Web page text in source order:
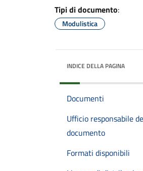
Tipi di documento:
Modulistica
INDICE DELLA PAGINA
Documenti
Ufficio responsabile
documento
Formati disponibili